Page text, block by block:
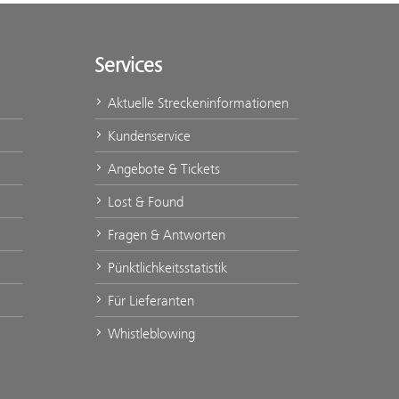
Services
Aktuelle Streckeninformationen
Kundenservice
Angebote & Tickets
Lost & Found
Fragen & Antworten
Pünktlichkeitsstatistik
Für Lieferanten
Whistleblowing